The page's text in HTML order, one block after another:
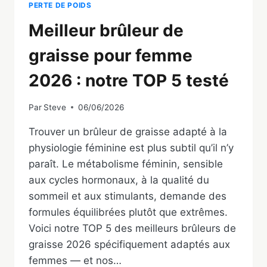
PERTE DE POIDS
Meilleur brûleur de
graisse pour femme
2026 : notre TOP 5 testé
Par Steve 06/06/2026
Trouver un brûleur de graisse adapté à la
physiologie féminine est plus subtil qu’il n’y
paraît. Le métabolisme féminin, sensible
aux cycles hormonaux, à la qualité du
sommeil et aux stimulants, demande des
formules équilibrées plutôt que extrêmes.
Voici notre TOP 5 des meilleurs brûleurs de
graisse 2026 spécifiquement adaptés aux
femmes — et nos…